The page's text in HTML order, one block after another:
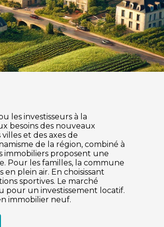
les investisseurs à la
besoins des nouveaux
et des axes de
de la région, combiné à
immobiliers proposent une
Pour les familles, la commune
plein air. En choisissant
sportives. Le marché
un investissement locatif.
immobilier neuf.